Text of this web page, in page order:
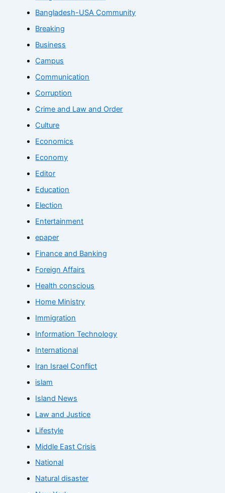
Bangladesh-USA Community
Breaking
Business
Campus
Communication
Corruption
Crime and Law and Order
Culture
Economics
Economy
Editor
Education
Election
Entertainment
epaper
Finance and Banking
Foreign Affairs
Health conscious
Home Ministry
Immigration
Information Technology
International
Iran Israel Conflict
islam
Island News
Law and Justice
Lifestyle
Middle East Crisis
National
Natural disaster